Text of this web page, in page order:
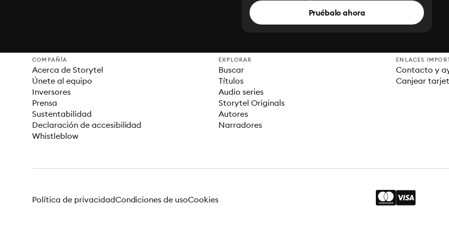
Pruébalo ahora
COMPAÑÍA
Acerca de Storytel
Únete al equipo
Inversores
Prensa
Sustentabilidad
Declaración de accesibilidad
Whistleblow
EXPLORAR
Buscar
Títulos
Audio series
Storytel Originals
Autores
Narradores
ENLACES
Contacto y
Canjear
Política de privacidadCondiciones de usoCookies